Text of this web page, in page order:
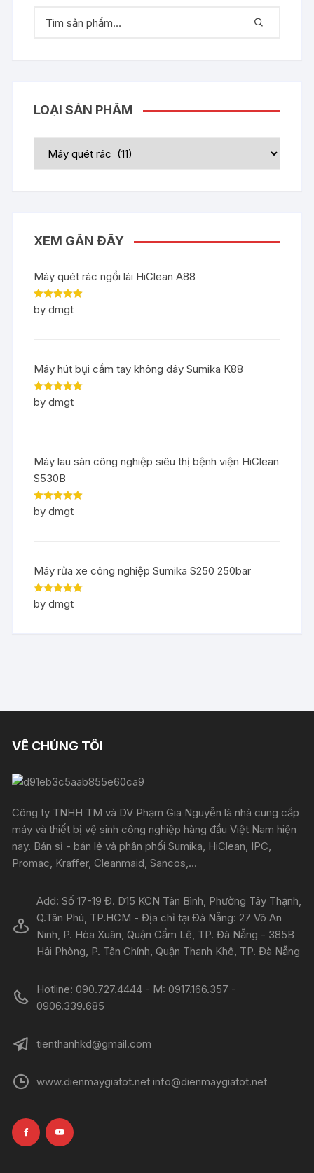
LOẠI SẢN PHẨM
XEM GẦN ĐÂY
Máy quét rác ngồi lái HiClean A88
Rated5out
of 5
by dmgt
Máy hút bụi cầm tay không dây Sumika K88
Rated5out
of 5
by dmgt
Máy lau sàn công nghiệp siêu thị bệnh viện HiClean
S530B
Rated5out
of 5
by dmgt
Máy rửa xe công nghiệp Sumika S250 250bar
Rated5out
of 5
by dmgt
VỀ CHÚNG TÔI
Công ty TNHH TM và DV Phạm Gia Nguyễn là nhà cung cấp
máy và thiết bị vệ sinh công nghiệp hàng đầu Việt Nam hiện
nay. Bán sỉ - bán lẻ và phân phối Sumika, HiClean, IPC,
Promac, Kraffer, Cleanmaid, Sancos,...
Add: Số 17-19 Đ. D15 KCN Tân Bình, Phường Tây Thạnh,
Q.Tân Phú, TP.HCM - Địa chỉ tại Đà Nẵng: 27 Võ An
Ninh, P. Hòa Xuân, Quận Cẩm Lệ, TP. Đà Nẵng - 385B
Hải Phòng, P. Tân Chính, Quận Thanh Khê, TP. Đà Nẵng
Hotline: 090.727.4444 - M: 0917.166.357 -
0906.339.685
tienthanhkd@gmail.com
www.dienmaygiatot.net info@dienmaygiatot.net